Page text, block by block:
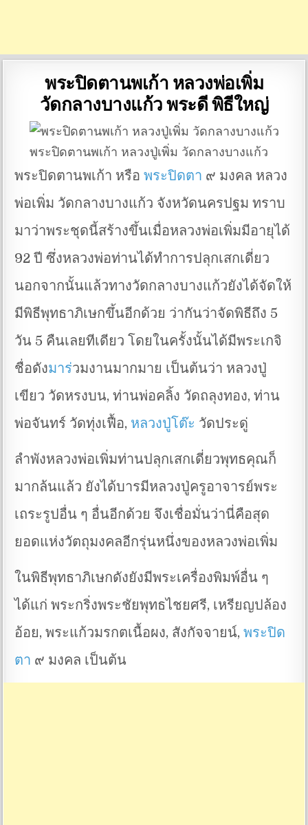
พระปิดตานพเก้า หลวงพ่อเพิ่ม
วัดกลางบางแก้ว พระดี พิธีใหญ่
พระปิดตานพเก้า หลวงปู่เพิ่ม วัดกลางบางแก้ว
พระปิดตานพเก้า หรือพระปิดตา ๙ มงคล หลวง
พ่อเพิ่ม วัดกลางบางแก้ว จังหวัดนครปฐม ทราบ
มาว่าพระชุดนี้สร้างขึ้นเมื่อหลวงพ่อเพิ่มมีอายุได้
92 ปี ซึ่งหลวงพ่อท่านได้ทำการปลุกเสกเดี่ยว
นอกจากนั้นแล้วทางวัดกลางบางแก้วยังได้จัดให้
มีพิธีพุทธาภิเษกขึ้นอีกด้วย ว่ากันว่าจัดพิธีถึง 5
วัน 5 คืนเลยทีเดียว โดยในครั้งนั้นได้มีพระเกจิ
ชื่อดังมาร่วมงานมากมาย เป็นต้นว่า หลวงปู่
เขียว วัดหรงบน, ท่านพ่อคลิ้ง วัดถลุงทอง, ท่าน
พ่อจันทร์ วัดทุ่งเฟื้อ, หลวงปู่โต๊ะ วัดประดู่
ลำพังหลวงพ่อเพิ่มท่านปลุกเสกเดี่ยวพุทธคุณก็
มากล้นแล้ว ยังได้บารมีหลวงปู่ครูอาจารย์พระ
เถระรูปอื่น ๆ อื่นอีกด้วย จึงเชื่อมั่นว่านี่คือสุด
ยอดแห่งวัตถุมงคลอีกรุ่นหนึ่งของหลวงพ่อเพิ่ม
ในพิธีพุทธาภิเษกดังยังมีพระเครื่องพิมพ์อื่น ๆ
ได้แก่ พระกริ่งพระชัยพุทธไชยศรี, เหรียญปล้อง
อ้อย, พระแก้วมรกตเนื้อผง, สังกัจจายน์,พระปิด
ตา ๙ มงคล เป็นต้น